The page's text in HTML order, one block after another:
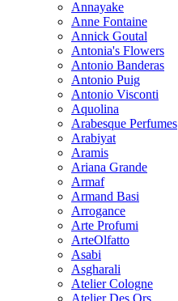
Annayake
Anne Fontaine
Annick Goutal
Antonia's Flowers
Antonio Banderas
Antonio Puig
Antonio Visconti
Aquolina
Arabesque Perfumes
Arabiyat
Aramis
Ariana Grande
Armaf
Armand Basi
Arrogance
Arte Profumi
ArteOlfatto
Asabi
Asgharali
Atelier Cologne
Atelier Des Ors